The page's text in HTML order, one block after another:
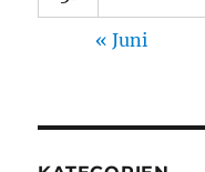
« Juni